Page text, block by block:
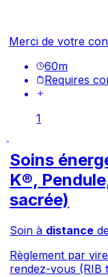
Merci de votre
60m
Requires
1
Soins
K®,
sacrée)
Soin à distance
Règlement par
rendez-vous (RIB